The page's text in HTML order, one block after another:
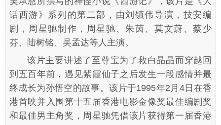
话西游》系列的第二部，由刘镇伟导演，技安编
剧，周星驰制作，周星驰、朱茵、莫文蔚、蔡少
芬、陆树铭、吴孟达等人主演。
该片主要讲述了至尊宝为了救白晶晶而穿越回
到五百年前，遇见紫霞仙子之后发生一段感情并最
终成长为孙悟空的故事。该片于1995年2月4日在香
港首映并入围第十五届香港电影金像奖最佳编剧奖
和最佳男主角奖，周星驰凭借该片获得第一届香港